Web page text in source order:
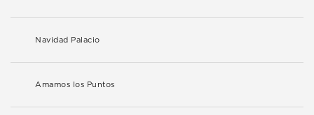
Navidad Palacio
Amamos los Puntos